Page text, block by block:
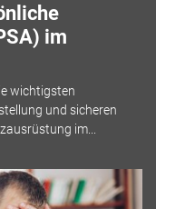
im
wichtigsten
und sicheren
im...